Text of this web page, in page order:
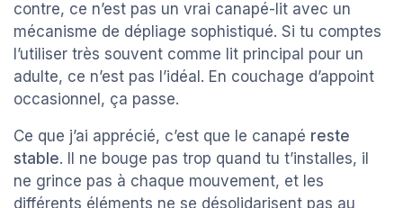
contre, ce n’est pas un vrai canapé-lit avec un
mécanisme de dépliage sophistiqué. Si tu comptes
l’utiliser très souvent comme lit principal pour un
adulte, ce n’est pas l’idéal. En couchage d’appoint
occasionnel, ça passe.
Ce que j’ai apprécié, c’est que le canapé reste
stable. Il ne bouge pas trop quand tu t’installes, il
ne grince pas à chaque mouvement, et les
différents éléments ne se désolidarisent pas au